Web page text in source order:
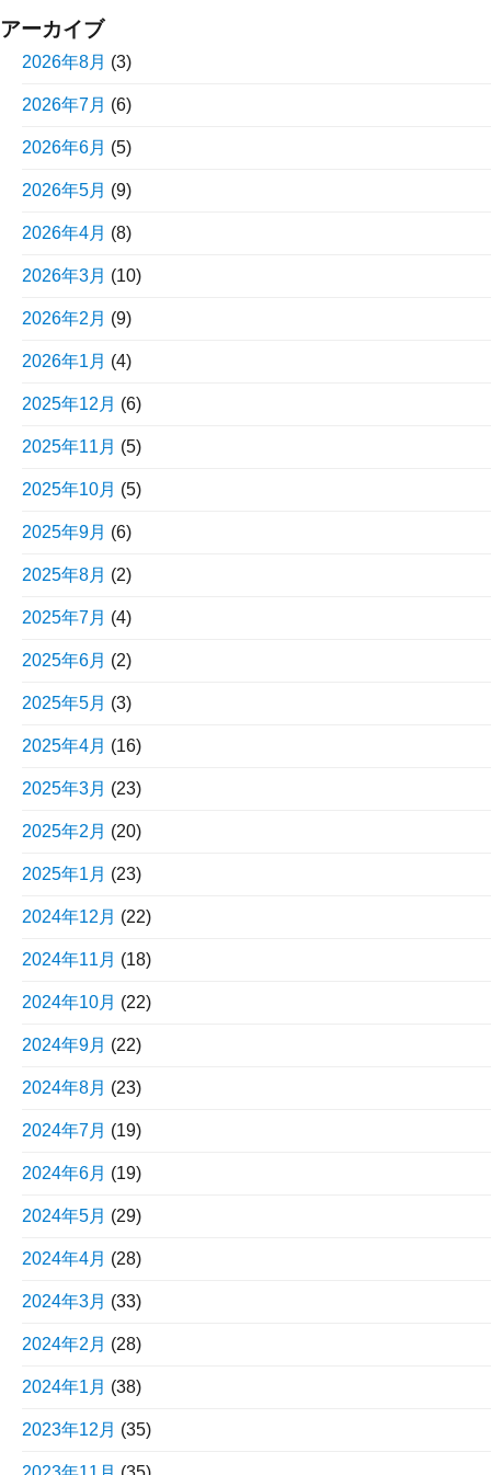
アーカイブ
2026年8月 (3)
2026年7月 (6)
2026年6月 (5)
2026年5月 (9)
2026年4月 (8)
2026年3月 (10)
2026年2月 (9)
2026年1月 (4)
2025年12月 (6)
2025年11月 (5)
2025年10月 (5)
2025年9月 (6)
2025年8月 (2)
2025年7月 (4)
2025年6月 (2)
2025年5月 (3)
2025年4月 (16)
2025年3月 (23)
2025年2月 (20)
2025年1月 (23)
2024年12月 (22)
2024年11月 (18)
2024年10月 (22)
2024年9月 (22)
2024年8月 (23)
2024年7月 (19)
2024年6月 (19)
2024年5月 (29)
2024年4月 (28)
2024年3月 (33)
2024年2月 (28)
2024年1月 (38)
2023年12月 (35)